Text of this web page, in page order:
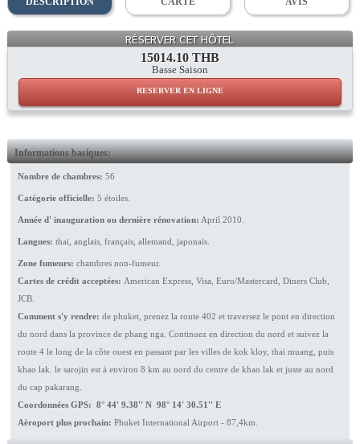
RÉSERVER CET HÔTEL
15014.10 THB
Basse Saison
RESERVER EN LIGNE
Informations basiques:
Nombre de chambres: 56
Catégorie officielle: 5 étoiles.
Année d' inauguration ou dernière rénovation: April 2010.
Langues: thai, anglais, français, allemand, japonais.
Zone fumeurs: chambres non-fumeur.
Cartes de crédit acceptées: American Express, Visa, Euro/Mastercard, Diners Club,
JCB.
Comment s'y rendre: de phuket, prenez la route 402 et traversez le pont en direction
du nord dans la province de phang nga. Continuez en direction du nord et suivez la
route 4 le long de la côte ouest en passant par les villes de kok kloy, thai muang, puis
khao lak. le sarojin est à environ 8 km au nord du centre de khao lak et juste au nord
du cap pakarang.
Coordonnées GPS: 8° 44' 9.38'' N 98° 14' 30.51'' E
Aèroport plus prochain: Phuket International Airport - 87,4km.